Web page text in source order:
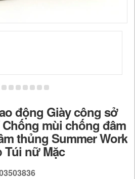
động Giày công sở
mùi chống đâm
thủng Summer Work
Túi nữ Mặc